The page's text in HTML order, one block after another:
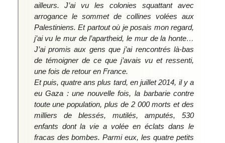
ailleurs. J’ai vu les colonies squattant avec
arrogance le sommet de collines volées aux
Palestiniens. Et partout où je posais mon regard,
j’ai vu le mur de l’apartheid, le mur de la honte…
J’ai promis aux gens que j’ai rencontrés là-bas
de témoigner de ce que j’avais vu et ressenti,
une fois de retour en France.
Et puis, quatre ans plus tard, en juillet 2014, il y a
eu Gaza : une nouvelle fois, la barbarie contre
toute une population, plus de 2 000 morts et des
milliers de blessés, mutilés, amputés, 530
enfants dont la vie a volée en éclats dans le
fracas des bombes. Parmi eux, les quatre petits